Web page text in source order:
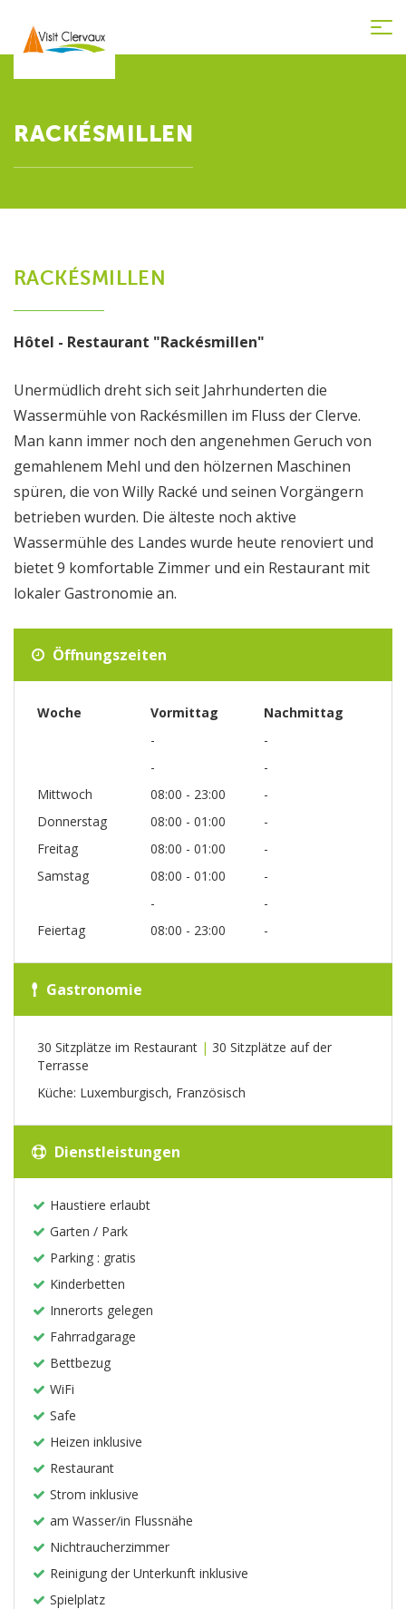
RACKÉSMILLEN
RACKÉSMILLEN
Hôtel - Restaurant "Rackésmillen"
Unermüdlich dreht sich seit Jahrhunderten die
Wassermühle von Rackésmillen im Fluss der Clerve.
Man kann immer noch den angenehmen Geruch von
gemahlenem Mehl und den hölzernen Maschinen
spüren, die von Willy Racké und seinen Vorgängern
betrieben wurden. Die älteste noch aktive
Wassermühle des Landes wurde heute renoviert und
bietet 9 komfortable Zimmer und ein Restaurant mit
lokaler Gastronomie an.
Öffnungszeiten
Woche Vormittag
Nachmittag
-
-
-
-
Mittwoch
08:00 - 23:00
-
Donnerstag
08:00 - 01:00
-
Freitag
08:00 - 01:00
-
Samstag
08:00 - 01:00
-
-
-
Feiertag
08:00 - 23:00 -
Gastronomie
30 Sitzplätze im Restaurant | 30 Sitzplätze auf der
Terrasse
Küche: Luxemburgisch, Französisch
Dienstleistungen
Haustiere erlaubt
Garten / Park
Parking : gratis
Kinderbetten
Innerorts gelegen
Fahrradgarage
Bettbezug
WiFi
Safe
Heizen inklusive
Restaurant
Strom inklusive
am Wasser/in Flussnähe
Nichtraucherzimmer
Reinigung der Unterkunft inklusive
Spielplatz